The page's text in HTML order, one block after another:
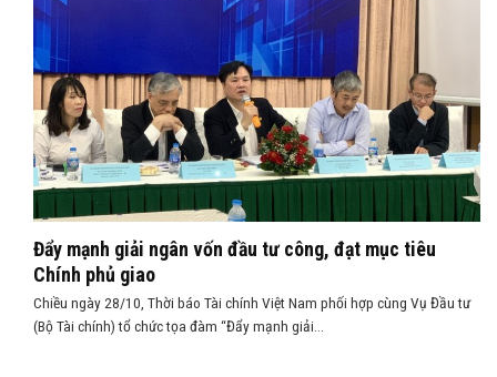
Đẩy mạnh giải ngân vốn đầu tư công, đạt mục tiêu
Chính phủ giao
Chiều ngày 28/10, Thời báo Tài chính Việt Nam phối hợp cùng Vụ Đầu tư
(Bộ Tài chính) tổ chức tọa đàm “Đẩy mạnh giải...